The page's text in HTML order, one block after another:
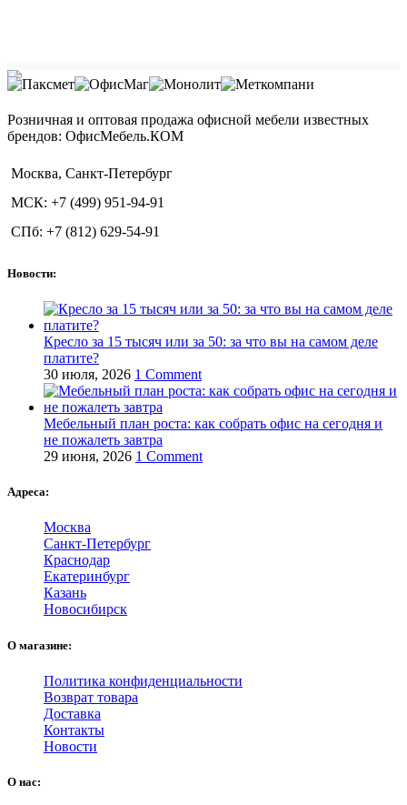
Розничная и оптовая продажа офисной мебели известных
брендов: ОфисМебель.КОМ
Москва, Санкт-Петербург
МСК: +7 (499) 951-94-91
СПб: +7 (812) 629-54-91
Новости:
Кресло за 15 тысяч или за 50: за что вы на самом деле
платите?
30 июля, 2026 1 Comment
Мебельный план роста: как собрать офис на сегодня и
не пожалеть завтра
29 июня, 2026 1 Comment
Адреса:
Москва
Санкт-Петербург
Краснодар
Екатеринбург
Казань
Новосибирск
О магазине:
Политика конфиденциальности
Возврат товара
Доставка
Контакты
Новости
О нас: